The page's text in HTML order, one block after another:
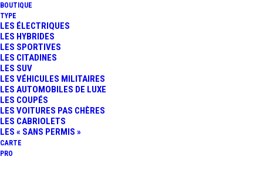
BOUTIQUE
TYPE
LES ÉLECTRIQUES
LES HYBRIDES
LES SPORTIVES
LES CITADINES
LES SUV
LES VÉHICULES MILITAIRES
LES AUTOMOBILES DE LUXE
LES COUPÉS
LES VOITURES PAS CHÈRES
LES CABRIOLETS
LES « SANS PERMIS »
CARTE
PRO